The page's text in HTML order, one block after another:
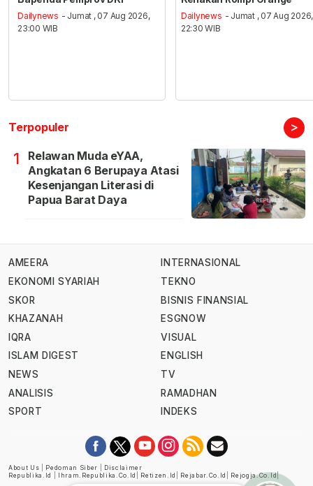
Dailynews - Jumat , 07 Aug 2026,
23:00 WIB
Dailynews - Jumat , 07 Aug 2026,
22:30 WIB
Terpopuler >
1
Relawan Muda eYAA,
Angkatan 6 Berupaya Atasi
Kesenjangan Literasi di
Papua Barat Daya
AMEERA
EKONOMI SYARIAH
SKOR
KHAZANAH
IQRA
ISLAM DIGEST
NEWS
ANALISIS
SPORT
INTERNASIONAL
TEKNO
BISNIS FINANSIAL
ESGNOW
VISUAL
ENGLISH
TV
RAMADHAN
INDEKS
About Us Pedoman Siber
Disclaimer
Republika.id
Ihram.republika.co.id Retizen.id Rejabar.co.id Rejogja.co.id |